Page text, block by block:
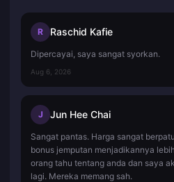
R Raschid Kafie
Dipercayai, saya sangat syorkan.
Aug 6, 2026
J Jun Hee Chai
Sangat pantas. Harga sangat
bonus jemputan menjadikannya
orang tahu tentang anda dan saya
lagi. Mereka memang sah.